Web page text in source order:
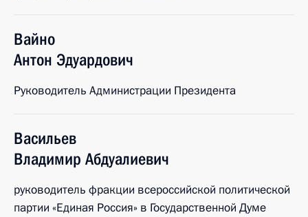
Вайно
Антон Эдуардович
Руководитель Администрации Президента
Васильев
Владимир Абдуалиевич
руководитель фракции всероссийской политической
партии «Единая Россия» в Государственной Думе